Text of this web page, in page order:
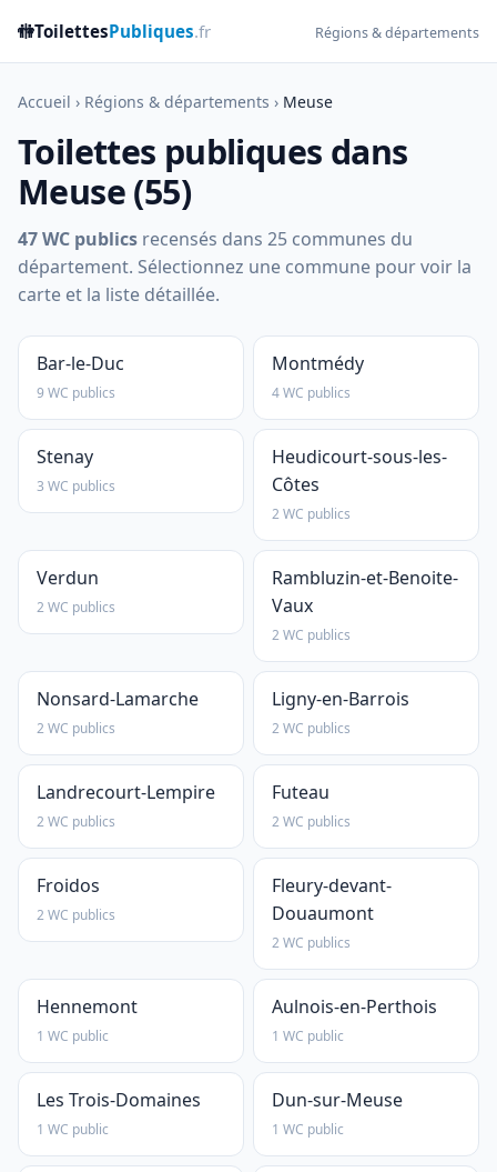
🚻ToilettesPubliques.fr Régions & départements
Accueil › Régions & départements › Meuse
Toilettes publiques dans
Meuse (55)
47 WC publics recensés dans 25 communes du
département. Sélectionnez une commune pour voir la
carte et la liste détaillée.
Bar-le-Duc
9 WC publics
Montmédy
4 WC publics
Stenay
3 WC publics
Heudicourt-sous-les-
Côtes
2 WC publics
Verdun
2 WC publics
Rambluzin-et-Benoite-
Vaux
2 WC publics
Nonsard-Lamarche
2 WC publics
Ligny-en-Barrois
2 WC publics
Landrecourt-Lempire
2 WC publics
Futeau
2 WC publics
Froidos
2 WC publics
Fleury-devant-
Douaumont
2 WC publics
Hennemont
1 WC public
Aulnois-en-Perthois
1 WC public
Les Trois-Domaines
1 WC public
Dun-sur-Meuse
1 WC public